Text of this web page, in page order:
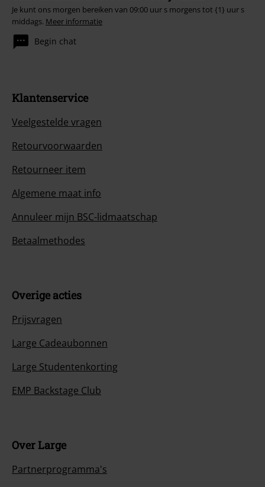
Je kunt ons morgen bereiken van 09:00 uur s morgens tot {1} uur s
middags. Meer informatie
Begin chat
Klantenservice
Veelgestelde vragen
Retourvoorwaarden
Retourneer item
Algemene maat info
Annuleer mijn BSC-lidmaatschap
Betaalmethodes
Overige acties
Prijsvragen
Large Cadeaubonnen
Large Studentenkorting
EMP Backstage Club
Over Large
Partnerprogramma's